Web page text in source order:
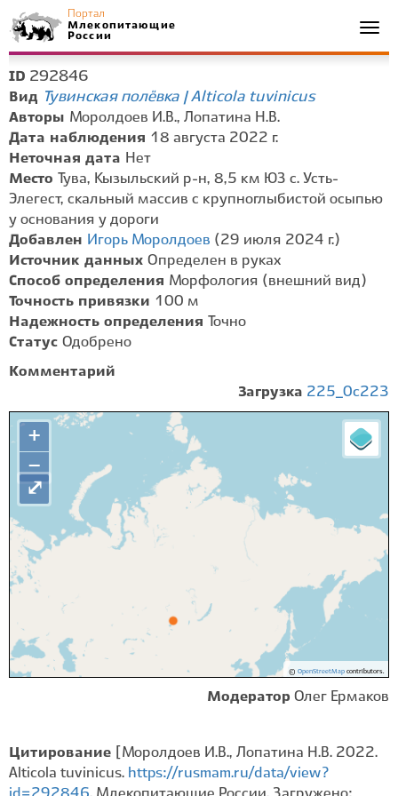
Портал
Млекопитающие
России
ID 292846
Вид Тувинская полёвка | Alticola tuvinicus
Авторы Моролдоев И.В., Лопатина Н.В.
Дата наблюдения 18 августа 2022 г.
Неточная дата Нет
Место
Тува, Кызыльский р-н, 8,5 км ЮЗ с. Усть-
Элегест, скальный массив с крупноглыбистой осыпью
у основания у дороги
Добавлен Игорь Моролдоев (29 июля 2024 г.)
Источник данных Определен в руках
Способ определения Морфология (внешний вид)
Точность привязки 100 м
Надежность определения
Точно
Статус Одобрено
Комментарий
Загрузка 225_0c223
+
−
© OpenStreetMapcontributors.
⤢
Модератор Олег Ермаков
Цитирование
[Моролдоев И.В., Лопатина Н.В. 2022.
Alticola tuvinicus. https://rusmam.ru/data/view?